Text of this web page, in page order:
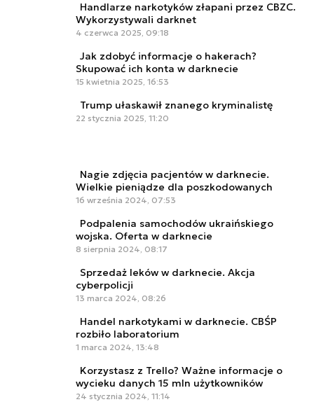
Handlarze narkotyków złapani przez CBZC.
Wykorzystywali darknet
4 czerwca 2025, 09:18
Jak zdobyć informacje o hakerach?
Skupować ich konta w darknecie
15 kwietnia 2025, 16:53
Trump ułaskawił znanego kryminalistę
22 stycznia 2025, 11:20
Nagie zdjęcia pacjentów w darknecie.
Wielkie pieniądze dla poszkodowanych
16 września 2024, 07:53
Podpalenia samochodów ukraińskiego
wojska. Oferta w darknecie
8 sierpnia 2024, 08:17
Sprzedaż leków w darknecie. Akcja
cyberpolicji
13 marca 2024, 08:26
Handel narkotykami w darknecie. CBŚP
rozbiło laboratorium
1 marca 2024, 13:48
Korzystasz z Trello? Ważne informacje o
wycieku danych 15 mln użytkowników
24 stycznia 2024, 11:14